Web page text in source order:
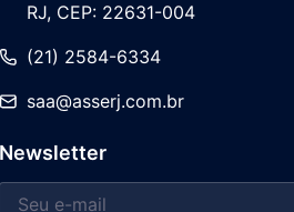
RJ, CEP: 22631-004
(21) 2584-6334
saa@asserj.com.br
Newsletter